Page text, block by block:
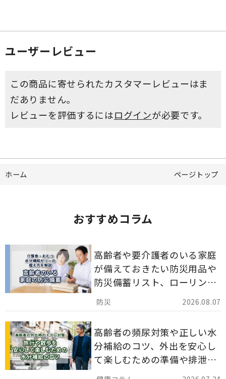
ユーザーレビュー
この商品に寄せられたカスタマーレビューはま
だありません。
レビューを評価するにはログインが必要です。
ホーム ページトップ
おすすめコラム
2026.08.07
高齢者や要介護者のいる家庭
が備えておきたい防災用品や
防災備蓄リスト、ローリング
ストックのポイントについて
解説します。
高齢者の頻尿対策や正しい水
分補給のコツ、外出を安心し
て楽しむための準備や排泄ケ
ア用品の選び方を解説しま